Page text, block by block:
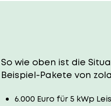
So wie oben ist die
Beispiel-Pakete von
6.000 Euro für 5 kWp